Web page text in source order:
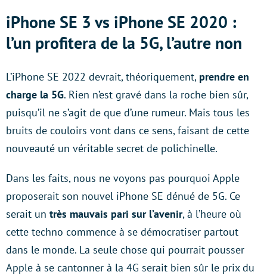
iPhone SE 3 vs iPhone SE 2020 :
l’un profitera de la 5G, l’autre non
L’iPhone SE 2022 devrait, théoriquement, prendre en
charge la 5G. Rien n’est gravé dans la roche bien sûr,
puisqu’il ne s’agit de que d’une rumeur. Mais tous les
bruits de couloirs vont dans ce sens, faisant de cette
nouveauté un véritable secret de polichinelle.
Dans les faits, nous ne voyons pas pourquoi Apple
proposerait son nouvel iPhone SE dénué de 5G. Ce
serait un très mauvais pari sur l’avenir, à l’heure où
cette techno commence à se démocratiser partout
dans le monde. La seule chose qui pourrait pousser
Apple à se cantonner à la 4G serait bien sûr le prix du